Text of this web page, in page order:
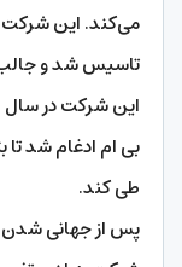
تاسیس شد و جالب
بی ام ادغام شد
طی کند.
پس از جهانی شدن